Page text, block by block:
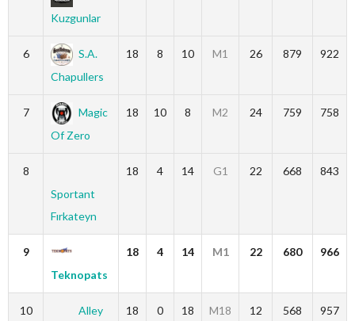
Kuzgunlar
6
S.A.
Chapullers
18 8 10 M1 26 879 922
7
Magic
Of Zero
18 10 8 M2 24 759 758
8
Sportant
Fırkateyn
18 4 14 G1 22 668 843
9
Teknopats
18 4 14 M1 22 680 966
10
Alley
18 0 18 M18 12 568 957